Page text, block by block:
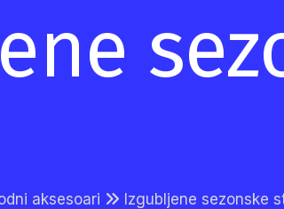
aksesoari Izgubljene sezonske